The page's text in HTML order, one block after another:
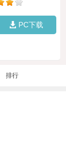
PC下载
排行